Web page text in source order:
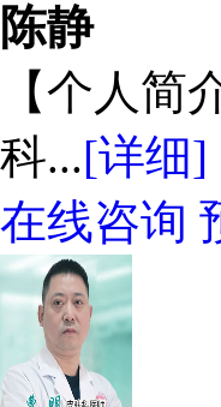
陈静
【个人
科...[详细]
在线咨询